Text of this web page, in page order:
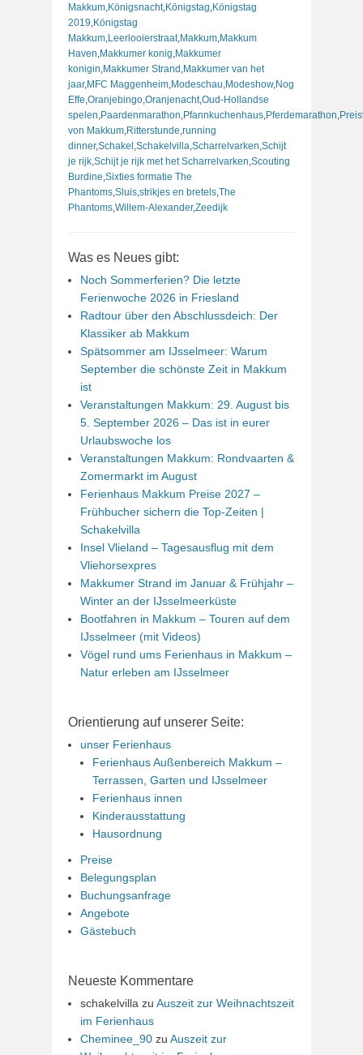
Makkum Königsnacht, Königstag Königstag
2019 Königstag
Makkum Leerlooierstraat, Makkum Makkum
Haven Makkumer konig Makkumer
konigin Makkumer Strand Makkumer van het
jaar, MFC Maggenheim Modeschau Modeshow, Nog
Effe Oranjebingo Oranjenacht,Oud-Hollandse
spelen Paardenmarathon Pfannkuchenhaus Pferdemarathon
von Makkum Ritterstunde running
dinner,Schakel Schakelvilla Scharrelvarken Schijt
je rijk Schijt je rijk met het Scharrelvarken Scouting
Burdine Sixties formatie The
Phantoms Sluis strikjes en bretels The
Phantoms Willem-Alexander,Zeedijk
Was es Neues gibt:
Noch Sommerferien? Die letzte
Ferienwoche 2026 in Friesland
Radtour über den Abschlussdeich: Der
Klassiker ab Makkum
Spätsommer am IJsselmeer: Warum
September die schönste Zeit in Makkum
ist
Veranstaltungen Makkum: 29. August bis
5. September 2026 – Das ist in eurer
Urlaubswoche los
Veranstaltungen Makkum: Rondvaarten &
Zomermarkt im August
Ferienhaus Makkum Preise 2027 –
Frühbucher sichern die Top-Zeiten |
Schakelvilla
Insel Vlieland – Tagesausflug mit dem
Vliehorsexpres
Makkumer Strand im Januar & Frühjahr –
Winter an der IJsselmeerküste
Bootfahren in Makkum – Touren auf dem
IJsselmeer (mit Videos)
Vögel rund ums Ferienhaus in Makkum –
Natur erleben am IJsselmeer
Orientierung auf unserer Seite:
unser Ferienhaus
Ferienhaus Außenbereich Makkum –
Terrassen, Garten und IJsselmeer
Ferienhaus innen
Kinderausstattung
Hausordnung
Preise
Belegungsplan
Buchungsanfrage
Angebote
Gästebuch
Neueste Kommentare
schakelvilla zu Auszeit zur Weihnachtszeit
im Ferienhaus
Cheminee_90 zu Auszeit zur